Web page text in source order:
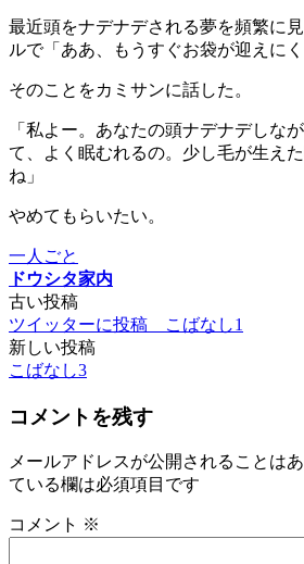
最近頭をナデナデされる夢を頻繁に
ルで「ああ、もうすぐお袋が迎えにく
そのことをカミサンに話した。
「私よー。あなたの頭ナデナデしな
て、よく眠むれるの。少し毛が生え
ね」
やめてもらいたい。
一人ごと
ドウシタ家内
投
稿
ナ
ビ
ー
シ
古い投稿
ツイッターに投稿 こばなし1
新しい投稿
こばなし3
コメントを残す
メールアドレスが公開されることはあ
ている欄は必須項目です
コメント ※